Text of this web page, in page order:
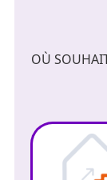
OÙ